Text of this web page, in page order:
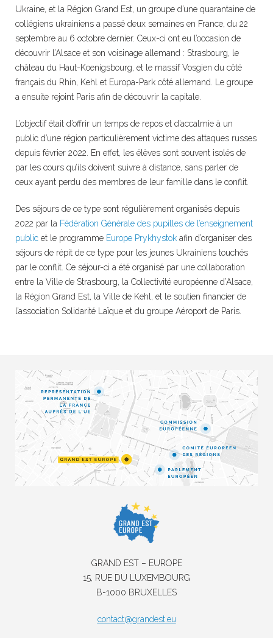
Ukraine, et la Région Grand Est, un groupe d’une quarantaine de
collégiens ukrainiens a passé deux semaines en France, du 22
septembre au 6 octobre dernier. Ceux-ci ont eu l’occasion de
découvrir l’Alsace et son voisinage allemand : Strasbourg, le
château du Haut-Koenigsbourg, et le massif Vosgien du côté
français du Rhin, Kehl et Europa-Park côté allemand. Le groupe
a ensuite rejoint Paris afin de découvrir la capitale.
L’objectif était d’offrir un temps de repos et d’accalmie à un
public d’une région particulièrement victime des attaques russes
depuis février 2022. En effet, les élèves sont souvent isolés de
par les cours qu’ils doivent suivre à distance, sans parler de
ceux ayant perdu des membres de leur famille dans le conflit.
Des séjours de ce type sont régulièrement organisés depuis
2022 par la Fédération Générale des pupilles de l’enseignement
public et le programme Europe Prykhystok afin d’organiser des
séjours de répit de ce type pour les jeunes Ukrainiens touchés
par le conflit. Ce séjour-ci a été organisé par une collaboration
entre la Ville de Strasbourg, la Collectivité européenne d’Alsace,
la Région Grand Est, la Ville de Kehl, et le soutien financier de
l’association Solidarité Laïque et du groupe Aéroport de Paris.
GRAND EST – EUROPE
15, RUE DU LUXEMBOURG
B-1000 BRUXELLES
contact@grandest.eu